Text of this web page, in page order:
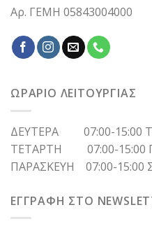
Αρ. ΓΕΜΗ 05843004000
ΩΡΑΡΙΟ ΛΕΙΤΟΥΡΓΙΑΣ
ΔΕΥΤΕΡΑ 07:00-
ΤΕΤΑΡΤΗ 07:00-
ΠΑΡΑΣΚΕΥΗ 07:00-
ΕΓΓΡΑΦΗ ΣΤΟ